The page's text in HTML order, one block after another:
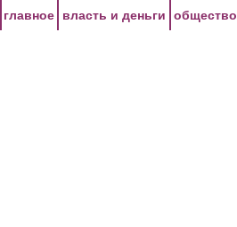
главное власть и деньги общество